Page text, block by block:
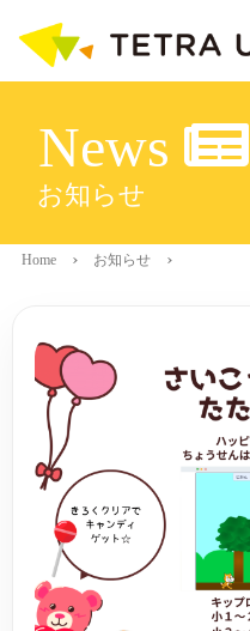
News
お知らせ
Home お知らせ